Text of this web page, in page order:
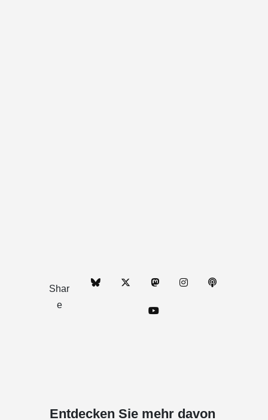
Shar
e
Entdecken Sie mehr davon